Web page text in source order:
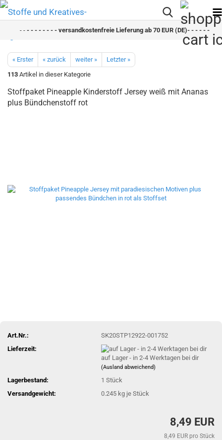
- - - - - - - - versandkostenfreie Lieferung ab 70 EUR (DE)- - - - - - - -
« Erster « zurück weiter »
Letzter »
113 Artikel in dieser Kategorie
Stoffpaket Pineapple Kinderstoff Jersey weiß mit Ananas
plus Bündchenstoff rot
Art.Nr.:
SK20STP12922-001752
Lieferzeit:
auf Lager - in 2-4 Werktagen bei dir
(Ausland abweichend)
Lagerbestand: 1Stück
Versandgewicht:
0.245 kg je Stück
8,49 EUR
8,49 EUR pro Stück